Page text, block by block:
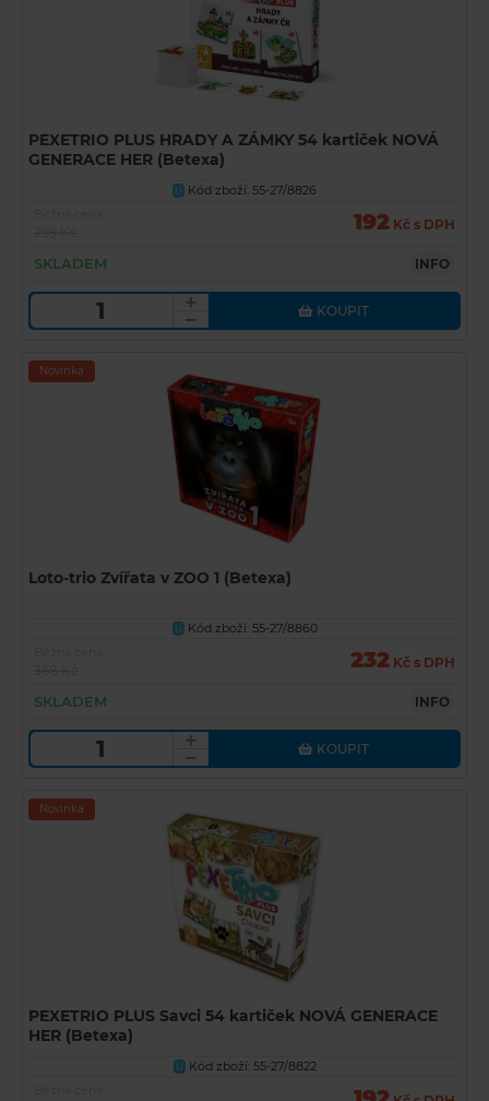
PEXETRIO PLUS HRADY A ZÁMKY 54 kartiček NOVÁ
GENERACE HER (Betexa)
U
Kód zboží: 55-27/8826
192 Kč s DPH
SKLADEM INFO
KOUPIT
Novinka
Loto-trio Zvířata v ZOO 1 (Betexa)
U Kód zboží: 55-27/8860
232 Kč s DPH
SKLADEM INFO
KOUPIT
Novinka
PEXETRIO PLUS Savci 54 kartiček NOVÁ GENERACE
HER (Betexa)
U Kód zboží: 55-27/8822